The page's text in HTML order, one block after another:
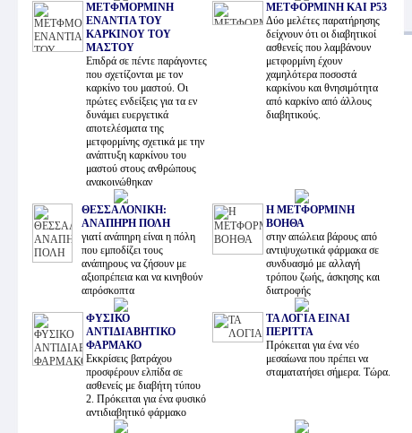
ΜΕΤΦΜΟΡΜΙΝΗ
ΕΝΑΝΤΙΑ ΤΟΥ
ΚΑΡΚΙΝΟΥ ΤΟΥ
ΜΑΣΤΟΥ
Επιδρά σε πέντε παράγοντες
που σχετίζονται με τον
καρκίνο του μαστού. Οι
πρώτες ενδείξεις για τα εν
δυνάμει ευεργετικά
αποτελέσματα της
μετφορμίνης σχετικά με την
ανάπτυξη καρκίνου του
μαστού στους ανθρώπους
ανακοινώθηκαν
ΜΕΤΦΟΡΜΙΝΗ ΚΑΙ P53
Δύο μελέτες παρατήρησης
δείχνουν ότι οι διαβητικοί
ασθενείς που λαμβάνουν
μετφορμίνη έχουν
χαμηλότερα ποσοστά
καρκίνου και θνησιμότητα
από καρκίνο από άλλους
διαβητικούς.
ΘΕΣΣΑΛΟΝΙΚΗ:
ΑΝΑΠΗΡΗ ΠΟΛΗ
γιατί ανάπηρη είναι η πόλη
που εμποδίζει τους
ανάπηρους να ζήσουν με
αξιοπρέπεια και να κινηθούν
απρόσκοπτα
Η ΜΕΤΦΟΡΜΙΝΗ
ΒΟΗΘΑ
στην απώλεια βάρους από
αντιψυχωτικά φάρμακα σε
συνδυασμό με αλλαγή
τρόπου ζωής, άσκησης και
διατροφής
ΦΥΣΙΚΟ
ΑΝΤΙΔΙΑΒΗΤΙΚΟ
ΦΑΡΜΑΚΟ
Εκκρίσεις βατράχου
προσφέρουν ελπίδα σε
ασθενείς με διαβήτη τύπου
2. Πρόκειται για ένα φυσικό
αντιδιαβητικό φάρμακο
ΤΑ ΛΟΓΙΑ ΕΙΝΑΙ
ΠΕΡΙΤΤΑ
Πρόκειται για ένα νέο
μεσαίωνα που πρέπει να
σταματατήσει σήμερα. Τώρα.